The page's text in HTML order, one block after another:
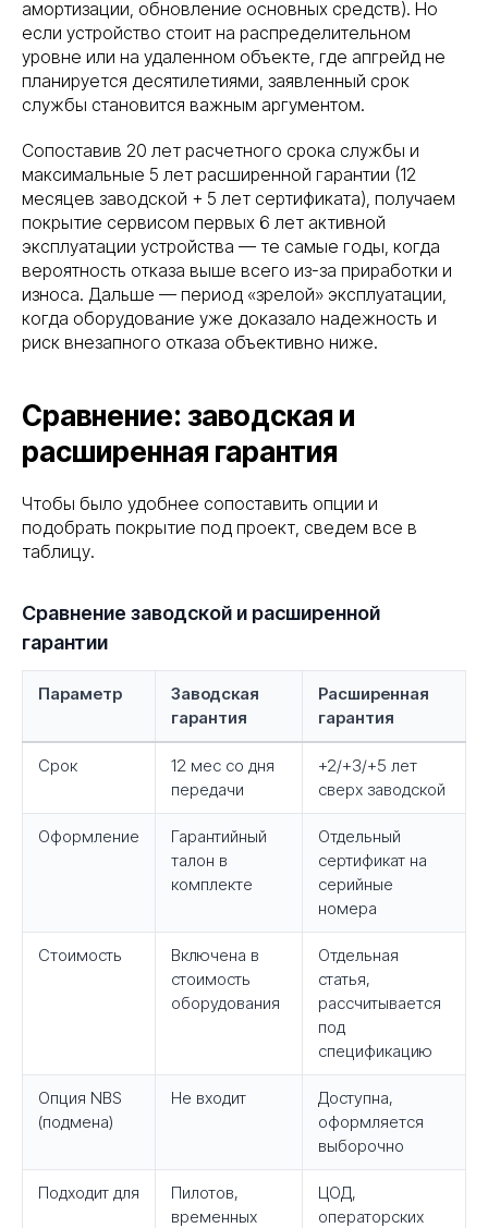
амортизации, обновление основных средств). Но
если устройство стоит на распределительном
уровне или на удаленном объекте, где апгрейд не
планируется десятилетиями, заявленный срок
службы становится важным аргументом.
Сопоставив 20 лет расчетного срока службы и
максимальные 5 лет расширенной гарантии (12
месяцев заводской + 5 лет сертификата), получаем
покрытие сервисом первых 6 лет активной
эксплуатации устройства — те самые годы, когда
вероятность отказа выше всего из-за приработки и
износа. Дальше — период «зрелой» эксплуатации,
когда оборудование уже доказало надежность и
риск внезапного отказа объективно ниже.
Сравнение: заводская и
расширенная гарантия
Чтобы было удобнее сопоставить опции и
подобрать покрытие под проект, сведем все в
таблицу.
Сравнение заводской и расширенной
гарантии
Параметр
Заводская
гарантия
Расширенная
гарантия
Срок
12 мес со дня
передачи
+2/+3/+5 лет
сверх заводской
Оформление
Гарантийный
талон в
комплекте
Отдельный
сертификат на
серийные
номера
Стоимость
Включена в
стоимость
оборудования
Отдельная
статья,
рассчитывается
под
спецификацию
Опция NBS
(подмена)
Не входит
Доступна,
оформляется
выборочно
Подходит для
Пилотов,
временных
ЦОД,
операторских